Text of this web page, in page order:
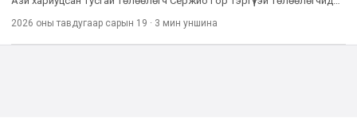
2026 оны тавдугаар сарын 19 · 3 мин уншина